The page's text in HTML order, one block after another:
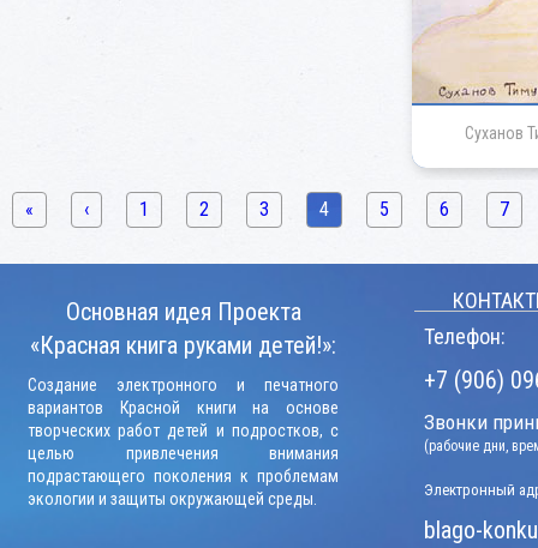
Суханов
« ‹ 1 2 3 4 5 6 7
Основная идея Проекта
«Красная книга руками детей!»:
Создание электронного и печатного
вариантов Красной книги на основе
творческих работ детей и подростков, с
целью привлечения внимания
подрастающего поколения к проблемам
экологии и защиты окружающей среды.
Телефон:
+7 (906)
Звонки
(рабочие дни,
Электронный
blago-